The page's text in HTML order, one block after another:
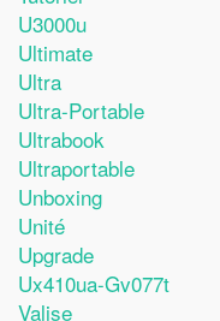
U3000u
Ultimate
Ultra
Ultra-Portable
Ultrabook
Ultraportable
Unboxing
Unité
Upgrade
Ux410ua-Gv077t
Valise